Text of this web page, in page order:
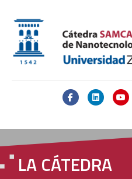
FacebookLinkedin
LA CÁTEDRA